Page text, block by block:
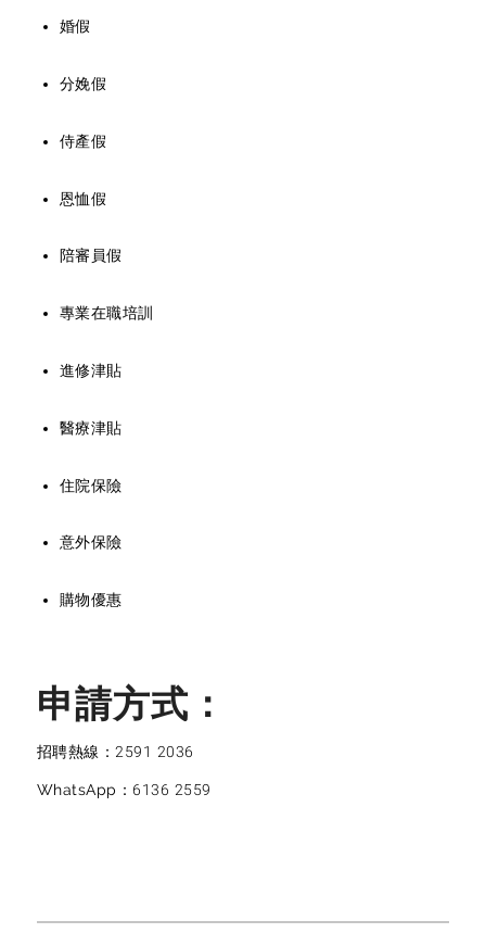
婚假
分娩假
侍產假
恩恤假
陪審員假
專業在職培訓
進修津貼
醫療津貼
住院保險
意外保險
購物優惠
申請方式：
招聘熱線：2591 2036
WhatsApp：6136 2559